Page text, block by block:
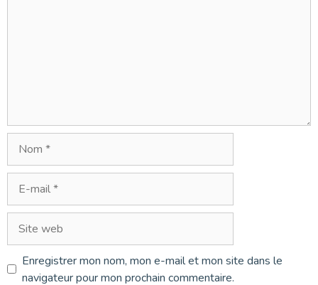
mail
web
Enregistrer mon nom, mon e-mail et mon site dans le
navigateur pour mon prochain commentaire.